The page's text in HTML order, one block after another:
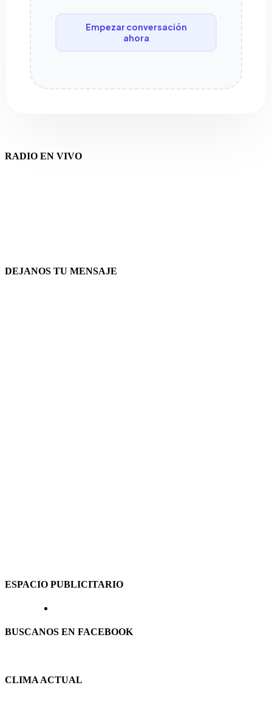
Empezar conversación
ahora
RADIO EN VIVO
DEJANOS TU MENSAJE
ESPACIO PUBLICITARIO
BUSCANOS EN FACEBOOK
CLIMA ACTUAL